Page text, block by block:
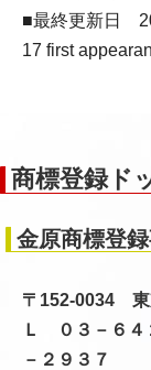
■最終更新日
17 first
商標登録ド
金原商標登
〒152-0034 東
Ｌ ０３－６
－２９３７